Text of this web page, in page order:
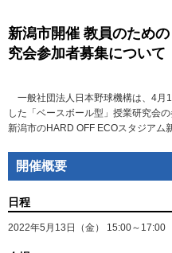
新潟市開催 教員のため
究会参加者募集について
一般社団法人日本野球機構は、4月
した「ベースボール型」授業研究会
新潟市のHARD OFF ECOスタジアム
開催概要
日程
2022年5月13日（金） 15:00～